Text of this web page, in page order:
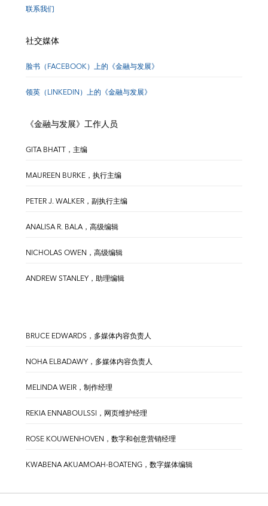
联系我们
社交媒体
脸书（FACEBOOK）上的《金融与发展》
领英（LINKEDIN）上的《金融与发展》
《金融与发展》工作人员
GITA BHATT，主编
MAUREEN BURKE，执行主编
PETER J. WALKER，副执行主编
ANALISA R. BALA，高级编辑
NICHOLAS OWEN，高级编辑
ANDREW STANLEY，助理编辑
BRUCE EDWARDS，多媒体内容负责人
NOHA ELBADAWY，多媒体内容负责人
MELINDA WEIR，制作经理
REKIA ENNABOULSSI，网页维护经理
ROSE KOUWENHOVEN，数字和创意营销经理
KWABENA AKUAMOAH-BOATENG，数字媒体编辑